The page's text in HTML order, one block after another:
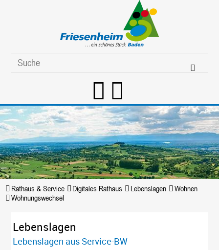
Rathaus & Service Digitales Rathaus Lebenslagen
Wohnen
Wohnungswechsel
Lebenslagen
Lebenslagen aus Service-BW